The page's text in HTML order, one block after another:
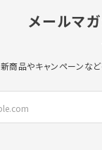
メールマ
新商品やキャンペーンな